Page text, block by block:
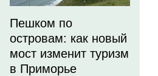
Пешком по
островам: как новый
мост изменит туризм
в Приморье